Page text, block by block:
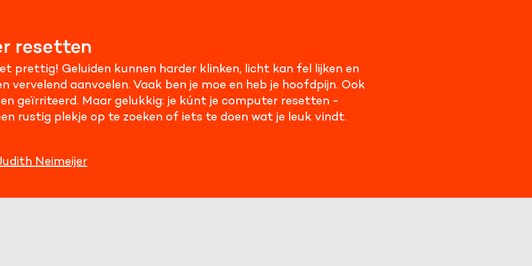
resetten
prettig! Geluiden kunnen harder klinken, licht kan fel lijken en
vervelend aanvoelen. Vaak ben je moe en heb je hoofdpijn. Ook
en geïrriteerd. Maar gelukkig: je kúnt je computer resetten -
rustig plekje op te zoeken of iets te doen wat je leuk vindt.
Neimeijer